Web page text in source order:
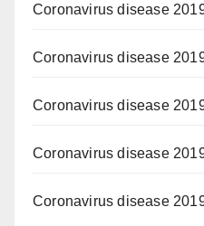
Coronavirus disease
Coronavirus disease
Coronavirus disease
Coronavirus disease
Coronavirus disease